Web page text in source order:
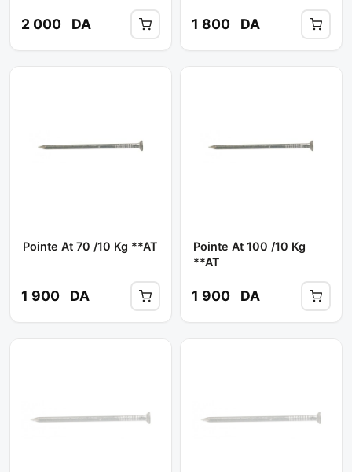
2 000 DA 1 800 DA
Pointe At 70 /10 Kg **AT
1 900 DA
Pointe At 100 /10 Kg
**AT
1 900 DA